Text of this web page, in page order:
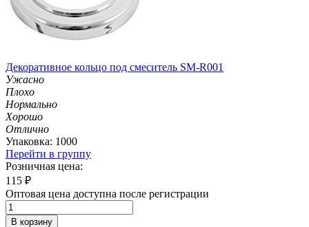
Декоративное кольцо под смеситель SM-R001
Ужасно
Плохо
Нормально
Хорошо
Отлично
Упаковка: 1000
Перейти в группу
Розничная цена:
115 ₽
Оптовая цена доступна после регистрации
В корзину